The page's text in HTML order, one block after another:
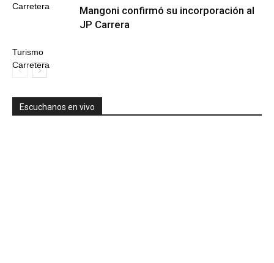
Carretera
Turismo
Carretera
Mangoni confirmó su incorporación al
JP Carrera
Escuchanos en vivo